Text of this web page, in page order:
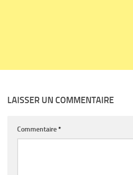
LAISSER UN COMMENTAIRE
Commentaire*